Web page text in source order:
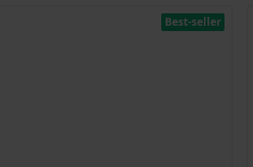
Best-seller